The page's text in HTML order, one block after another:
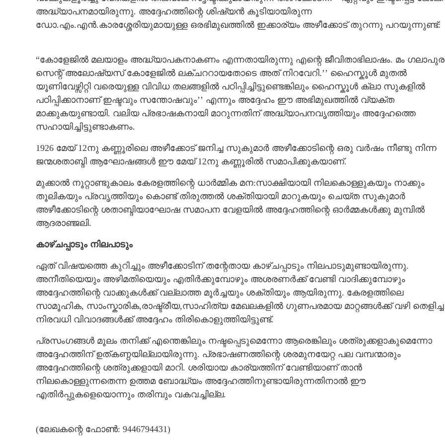
അദ്ധ്യാപനമായിരുന്നു. അദ്ദേഹത്തിന്റെ ശിഷ്യൻ കൂടിയായിരുന്ന
ഡോ.എം.എൻ.കാരശ്ശേരിയുമായുള്ള ഒരഭിമുഖത്തിൽ ഇക്കാര്യം അഴീക്കോട് തുറന്നു പറയുന്നുണ്ട്:
“കോളേജിൽ മലയാളം അദ്ധ്യാപകനാകണം എന്നതായിരുന്നു എന്റെ ജീവിതാഭിലാഷം. മം
സെന്റ് അലോഷ്യസ് കോളേജിൽ ലക്ചററായതോടെ അത് നിറവേറി.’’ ഹൈസ്കൂൾ മുതൽ
യൂണിവേഴ്സിറ്റി വരെയുള്ള വിവിധ തലങ്ങളിൽ പഠിപ്പിച്ചിട്ടുണ്ടെങ്കിലും ഹൈസ്കൂൾ ക്ലാ സുകളിൽ
പഠിപ്പിക്കാനാണ് ഇഷ്ടവും സന്തോഷവും’’ എന്നും അദ്ദേഹം ഈ അഭിമുഖത്തിൽ വ്യക്ത
മാക്കുകയുണ്ടായി. വലിയ പ്രഭാഷകനായി മാറുന്നതിന് അദ്ധ്യാപനവൃത്തിയും അദ്ദേഹത്തെ
സഹായിച്ചിട്ടുണ്ടാകണം.
1926 മേയ് 12നു കണ്ണൂരിലെ അഴീക്കോട് ജനിച്ച സുകുമാർ അഴീക്കോടിന്റെ ഒരു വർഷം നീണ്ടു നിന്ന
ജന്മശതാബ്ദി ആഘോഷങ്ങൾ ഈ മേയ് 12നു കണ്ണൂരിൽ സമാപിക്കുകയാണ്.
മുക്കാൽ നൂറ്റാണ്ടുകാലം കേരളത്തിന്റെ ധാർമ്മിക മന:സാക്ഷിയായി നിലകൊള്ളുകയും നാക്കും
തൂലികയും പ്രവൃത്തിയും കൊണ്ട് തിരുത്തൽ ശക്തിയായി മാറുകയും ചെയ്ത സുകുമാർ
അഴീക്കോടിന്റെ ശതാബ്ദിയാഘോഷ സമാപന വേളയിൽ അദ്ദേഹത്തിന്റെ ഓർമ്മകൾക്കു മുമ്പിൽ
ആദരാഞ്ജലി.
കാഴ്ചപ്പാടും നിലപാടും
ഏത് വിഷയത്തെ കുറിച്ചും അഴീക്കോടിന് തന്റേതായ കാഴ്ചപ്പാടും നിലപാടുമുണ്ടായിരുന്നു.
അനീതിയെയും അഴിമതിയെയും എതിർക്കുമ്പോഴും അശരണർക്ക് വേണ്ടി വാദിക്കുമ്പോഴും
അദ്ദേഹത്തിന്റെ വാക്കുകൾക്ക് വല്ലാത്ത മൂർച്ചയും ശക്തിയും ആയിരുന്നു. കേരളത്തിലെ
സാമൂഹിക, സാംസ്കാരിക,രാഷ്ട്രീയ,സാഹിത്യ മേഖലകളിൽ ഗുണപരമായ മാറ്റങ്ങൾക്ക് വഴി തെളിച്ച
നിരവധി വിവാദങ്ങൾക്ക് അദ്ദേഹം തിരികൊളുത്തിയിട്ടുണ്ട്.
പ്രസംഗങ്ങൾ മൂലം തനിക്ക് എന്തെങ്കിലും നഷ്ടപ്പെടുമെന്നോ ആരെങ്കിലും ശത്രുക്കളാകുമെന്നോ
അദ്ദേഹത്തിന് ഉത്കണ്ഠയില്ലായിരുന്നു. പ്രഭാഷണത്തിന്റെ ശരമുനയേറ്റ പല വമ്പന്മാരും
അദ്ദേഹത്തിന്റെ ശത്രുക്കളായി മാറി. ശരിയായ കാര്യത്തിന് വേണ്ടിയാണ് താൻ
നിലകൊള്ളുന്നതെന്ന ഉത്തമ ബോദ്ധ്യം അദ്ദേഹത്തിനുണ്ടായിരുന്നതിനാൽ ഈ
എതിർപ്പുകളെയൊന്നും തരിമ്പും വകവച്ചില്ല.
(ലേഖകന്റെ ഫോൺ: 9446794431)